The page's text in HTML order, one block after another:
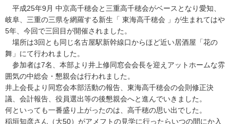
平成25年9月 中京高千穂会と三重高千穂会がベースとなり愛知、
岐阜、三重の三県を網羅する新生「 東海高千穂会 」が生まれてはや
5年、今回で三回目が開催されました。
場所は3回とも同じ名古屋駅新幹線口からほど近い居酒屋「花の
舞」にて行われました。
参加者は7名、本部より井上修同窓会会長を迎えアットホームな雰
囲気の中総会・懇親会は行われました。
井上会長より同窓会本部活動の報告、東海高千穂会の会則修正決
議、会計報告、役員選出等の後懇親会へと進んでいきました。
何といっても一番盛り上がったのは、高千穂の思い出でした。
稲垣知彦さん（大50）がアメフトの見学に行ったらいつの間にか入